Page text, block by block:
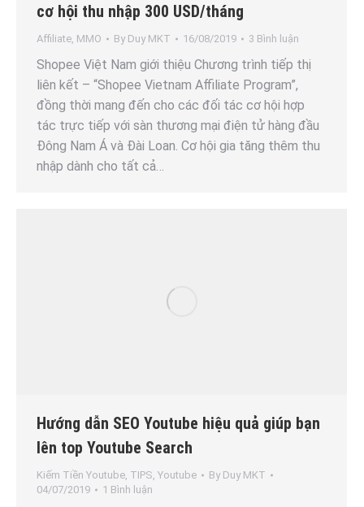
cơ hội thu nhập 300 USD/tháng
Affiliate, MMO By Duy MKT 16/08/2019 3 Bình luận
Shopee Việt Nam giới thiệu Chương trình tiếp thị
liên kết – “Shopee Vietnam Affiliate Program”,
đồng thời mang đến cho các đối tác cơ hội hợp
tác trực tiếp với sàn thương mại điện tử hàng đầu
Đông Nam Á và Đài Loan. Cơ hội gia tăng thêm thu
nhập dành cho tất cả…
Hướng dẫn SEO Youtube hiệu quả giúp bạn
lên top Youtube Search
Kiếm Tiền Youtube, TIPS, Youtube By Duy MKT
04/07/2019
1 Bình luận